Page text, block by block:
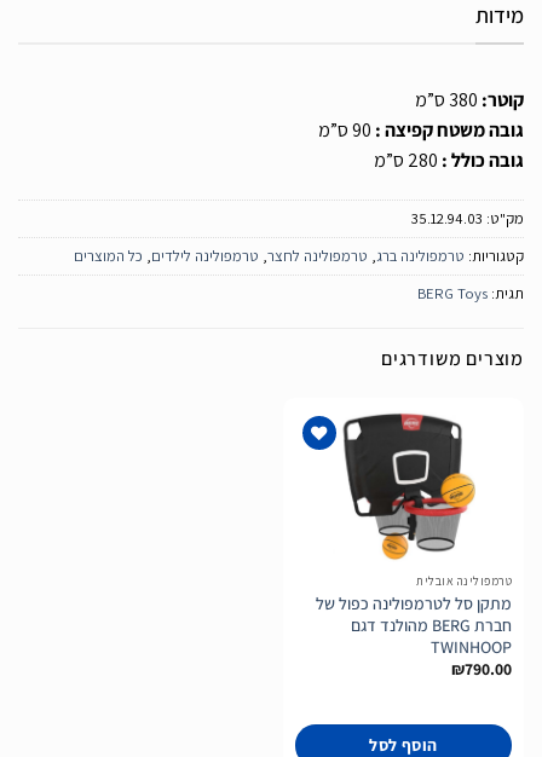
מידות
קוטר: 380 ס”מ
גובה משטח קפיצה : 90 ס”מ
גובה כולל : 280 ס”מ
מק"ט: 35.12.94.03
קטגוריות: טרמפולינה ברג, טרמפולינה לחצר, טרמפולינה לילדים, כל המוצרים
תגית: BERG Toys
מוצרים משודרגים
טרמפולינה אובלית
מתקן סל לטרמפולינה כפול של
חברת BERG מהולנד דגם
TWINHOOP
₪790.00
הוסף לסל